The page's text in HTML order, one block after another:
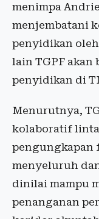
menimpa
menjembatani
penyidikan
lain TGPF akan
penyidikan di
Menurutnya,
kolaboratif
pengungkapan
menyeluruh
dinilai mampu
penanganan